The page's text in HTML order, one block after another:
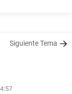
Siguiente Tema